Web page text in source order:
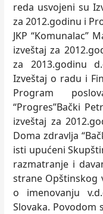
reda usvojeni su
za 2012.godinu i
JKP “Komunalac”
izveštaj za
za 2013.godinu
Izveštaj o radu i
Program
“Progres”Bački
izveštaj za
Doma zdravlja
isti upućeni
razmatranje i
strane Opštinskog
o imenovanju
Slovaka. Povodom